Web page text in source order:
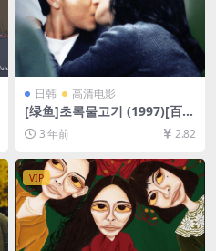
日韩 高清电影
[绿鱼]초록물고기 (1997)[百度
网盘+夸克网盘1080P超清未
删减资源][网盘在线播放/下
3 年前 2.82
VIP